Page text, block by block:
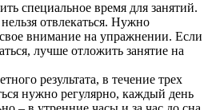
специальное время для занятий.
отвлекаться. Нужно
свое внимание на упражнении. Если
лучше отложить занятие на
результата, в течение трех
нужно регулярно, каждый день